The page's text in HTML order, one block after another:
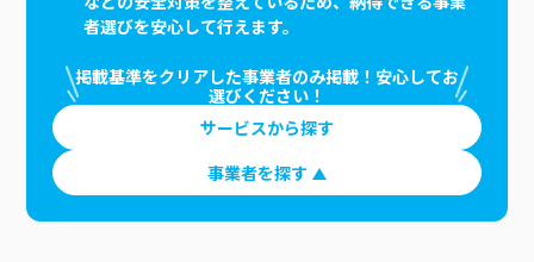
者選びを安心して行えます。
掲載基準をクリアした事業者のみ掲載！安心してお
選びください！
サービスから探す
事業者を探す